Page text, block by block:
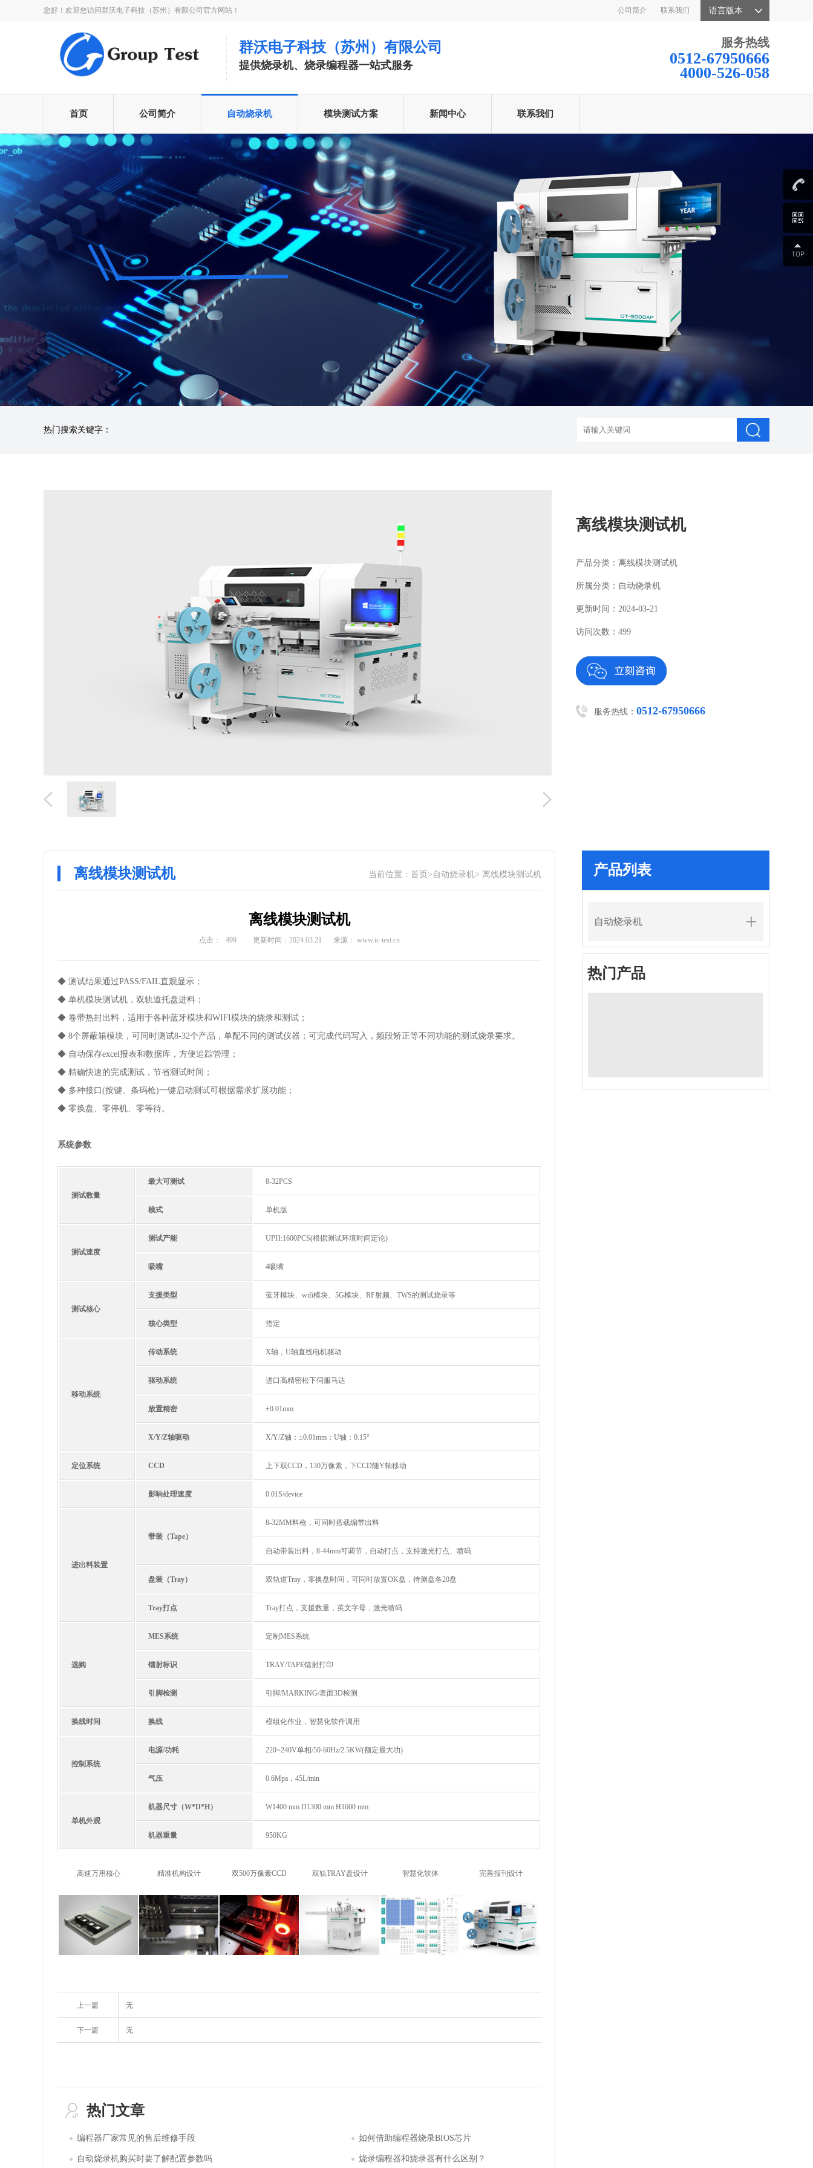
您好！欢迎您访问群沃电子科技（苏州）有限公司官方网站！ 语言版本
公司简介 联系我们
群沃电子科技（苏州）有限公司
提供烧录机、烧录编程器一站式服务
服务热线
0512-67950666
4000-526-058
首页 公司简介 自动烧录机 模块测试方案 新闻中心 联系我们
热门搜索关键字：
离线模块测试机
产品分类：离线模块测试机
所属分类：自动烧录机
更新时间：2024-03-21
访问次数：499
服务热线： 0512-67950666
离线模块测试机 当前位置： 首页 > 自动烧录机> 离线模块测试机
离线模块测试机
点击： 499 更新时间：2024.03.21 来源： www.ic-test.cn
◆ 测试结果通过PASS/FAIL直观显示；
◆ 单机模块测试机，双轨道托盘进料；
◆ 卷带热封出料，适用于各种蓝牙模块和WIFI模块的烧录和测试；
◆ 8个屏蔽箱模块，可同时测试8-32个产品，单配不同的测试仪器；可完成代码写入，频段矫正等不同功能的测试烧录要求。
◆ 自动保存excel报表和数据库，方便追踪管理；
◆ 精确快速的完成测试，节省测试时间；
◆ 多种接口(按键、条码枪)一键启动测试可根据需求扩展功能；
◆ 零换盘、零停机、零等待。
系统参数
测试数量
最大可测试 8-32PCS
模式 单机版
测试速度
测试产能 UPH:1600PCS(根据测试环境时间定论)
吸嘴 4吸嘴
测试核心
支援类型 蓝牙模块、wifi模块、5G模块、RF射频、TWS的测试烧录等
核心类型 指定
移动系统
传动系统 X轴，U轴直线电机驱动
驱动系统 进口高精密松下伺服马达
放置精密 ±0.01mm
X/Y/Z轴驱动 X/Y/Z轴：±0.01mm；U轴：0.15°
定位系统 CCD 上下双CCD，130万像素，下CCD随Y轴移动
影响处理速度 0.01S/device
进出料装置
带装（Tape）
8-32MM料枪，可同时搭载编带出料
自动带装出料，8-44mm可调节，自动打点，支持激光打点、喷码
盘装（Tray） 双轨道Tray，零换盘时间，可同时放置OK盘，待测盘各20盘
Tray打点 Tray打点，支援数量，英文字母，激光喷码
选购
MES系统 定制MES系统
镭射标识 TRAY/TAPE镭射打印
引脚检测 引脚/MARKING/表面3D检测
换线时间 换线 模组化作业，智慧化软件调用
控制系统
电源/功耗 220~240V单相/50-60Hz/2.5KW(额定最大功)
气压 0.6Mpa，45L/min
单机外观
机器尺寸（W*D*H） W1400 mm D1300 mm H1600 mm
机器重量 950KG
高速万用核心 精准机构设计 双500万像素CCD 双轨TRAY盘设计 智慧化软体 完善报刊设计
上一篇 无
下一篇 无
热门文章
编程器厂家常见的售后维修手段 如何借助编程器烧录BIOS芯片
自动烧录机购买时要了解配置参数吗 烧录编程器和烧录器有什么区别？
产品列表
自动烧录机
热门产品